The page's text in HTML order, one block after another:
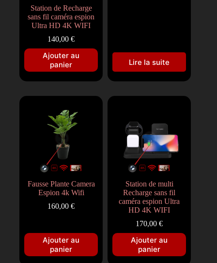
Station de Recharge
sans fil caméra espion
Ultra HD 4K WIFI
140,00€
Ajouter au
panier
Lire la suite
Fausse Plante Camera
Espion 4k Wifi
160,00€
Ajouter au
panier
Station de multi
Recharge sans fil
caméra espion Ultra
HD 4K WIFI
170,00€
Ajouter au
panier